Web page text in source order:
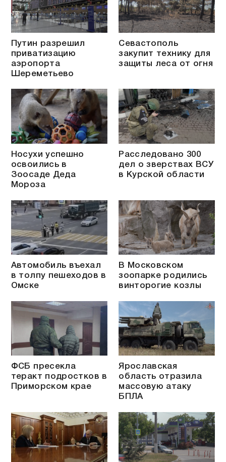
Путин разрешил
приватизацию
аэропорта
Шереметьево
Севастополь
закупит технику для
защиты леса от огня
Носухи успешно
освоились в
Зоосаде Деда
Мороза
Расследовано 300
дел о зверствах ВСУ
в Курской области
Автомобиль въехал
в толпу пешеходов в
Омске
В Московском
зоопарке родились
винторогие козлы
ФСБ пресекла
теракт подростков в
Приморском крае
Ярославская
область отразила
массовую атаку
БПЛА